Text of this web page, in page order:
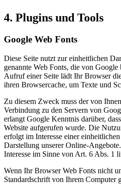
4. Plugins und Tools
Google Web Fonts
Diese Seite nutzt zur einheitlichen
genannte Web Fonts, die von
Aufruf einer Seite lädt Ihr Browser
ihren Browsercache, um Texte und
Zu diesem Zweck muss der von
Verbindung zu den Servern von
erlangt Google Kenntnis darüber,
Website aufgerufen wurde. Die
erfolgt im Interesse einer
Darstellung unserer Online-
Interesse im Sinne von Art. 6 Abs. 1
Wenn Ihr Browser Web Fonts nicht
Standardschrift von Ihrem Computer